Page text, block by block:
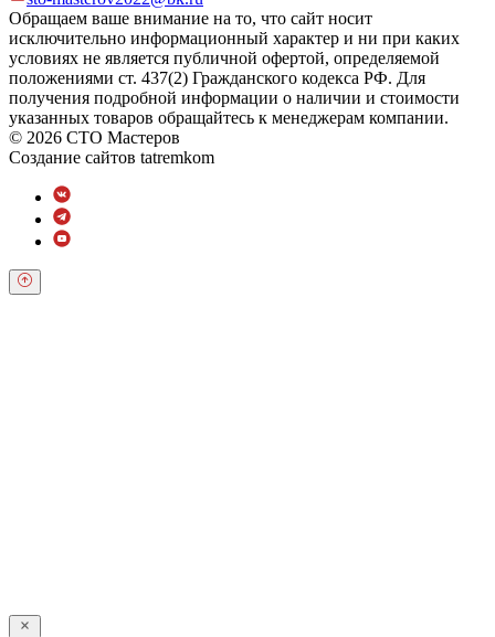
Обращаем ваше внимание на то, что сайт носит
исключительно информационный характер и ни при каких
условиях не является публичной офертой, определяемой
положениями ст. 437(2) Гражданского кодекса РФ. Для
получения подробной информации о наличии и стоимости
указанных товаров обращайтесь к менеджерам компании.
© 2026 СТО Мастеров
Создание сайтов tatremkom